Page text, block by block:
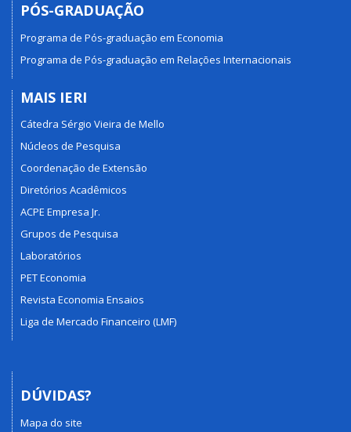
PÓS-GRADUAÇÃO
Programa de Pós-graduação em Economia
Programa de Pós-graduação em Relações Internacionais
MAIS IERI
Cátedra Sérgio Vieira de Mello
Núcleos de Pesquisa
Coordenação de Extensão
Diretórios Acadêmicos
ACPE Empresa Jr.
Grupos de Pesquisa
Laboratórios
PET Economia
Revista Economia Ensaios
Liga de Mercado Financeiro (LMF)
DÚVIDAS?
Mapa do site